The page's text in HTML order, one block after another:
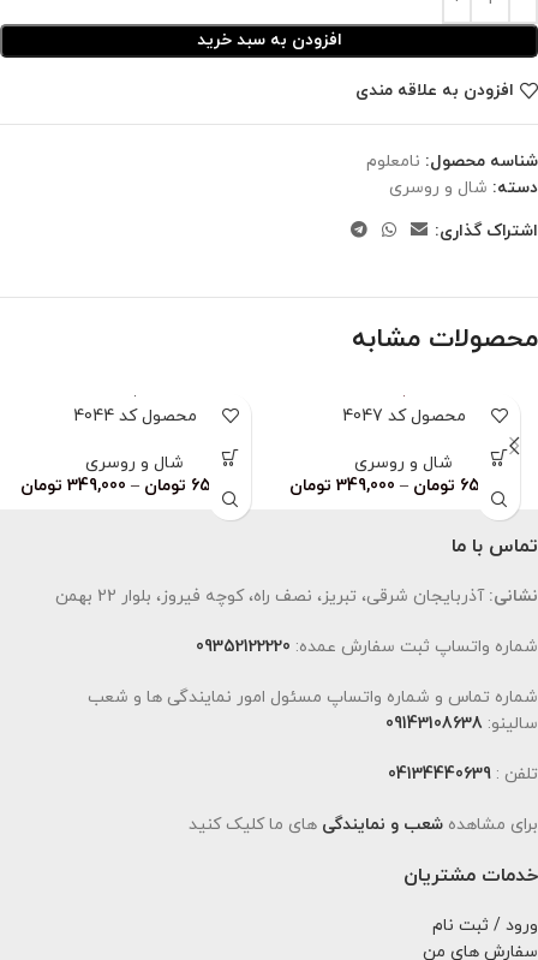
افزودن به سبد خرید
افزودن به علاقه مندی
شناسه محصول: نامعلوم
دسته: شال و روسری
اشتراک گذاری:
محصولات مشابه
محصول کد 4047
شال و روسری
659,000 تومان –
349,000 تومان
محصول کد 4044
شال و روسری
659,000 تومان –
349,000 تومان
تماس با ما
نشانی: آذربایجان شرقی، تبریز، نصف راه، کوچه فیروز، بلوار 22 بهمن
شماره واتساپ ثبت سفارش عمده: 09352122220
شماره تماس و شماره واتساپ مسئول امور نمایندگی ها و شعب
سالینو: 09143108638
تلفن : 04134440639
برای مشاهده شعب و نمایندگی های ما کلیک کنید
خدمات مشتریان
ورود / ثبت نام
سفارش های من